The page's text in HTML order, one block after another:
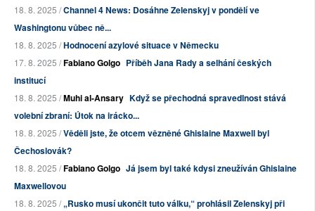
18. 8. 2025 /Channel 4 News: Dosáhne Zelenskyj v pondělí ve
Washingtonu vůbec ně...
18. 8. 2025 /Hodnocení azylové situace v Německu
17. 8. 2025 /Fabiano Golgo Příběh Jana Rady a selhání českých
institucí
18. 8. 2025 /Muhi al-Ansary Když se přechodná spravedlnost stává
volební zbraní: Útok na irácko...
18. 8. 2025 /Věděli jste, že otcem vězněné Ghislaine Maxwell byl
Čechoslovák?
18. 8. 2025 /Fabiano Golgo Já jsem byl také kdysi zneužíván Ghislaine
Maxwellovou
18. 8. 2025 /„Rusko musí ukončit tuto válku,“ prohlásil Zelenskyj při